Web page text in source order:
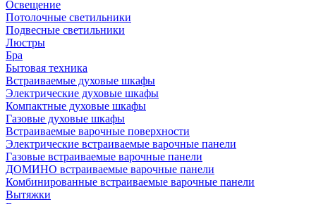
Освещение
Потолочные светильники
Подвесные светильники
Люстры
Бра
Бытовая техника
Встраиваемые духовые шкафы
Электрические духовые шкафы
Компактные духовые шкафы
Газовые духовые шкафы
Встраиваемые варочные поверхности
Электрические встраиваемые варочные панели
Газовые встраиваемые варочные панели
ДОМИНО встраиваемые варочные панели
Комбинированные встраиваемые варочные панели
Вытяжки